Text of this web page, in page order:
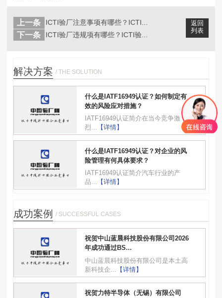
返回
列表
上一条 ICTI验厂注意事项有哪些？ICTI...
下一条 ICTI验厂违规项有哪些？ICTI验...
解决方案 / THE SOLUTION
什么是IATF16949认证？如何制定有
效的风险应对措施？
IATF16949认证简介在当今竞争激
烈...
【详情】
什么是IATF16949认证？对企业的风
险管理有何具体要求？
IATF16949认证简介汽车行业的产
品...
【详情】
成功案例 / SUCCESSFUL CASES
祝贺中山蓝晨科技股份有限公司2026
年成功通过BS...
中山蓝晨科技股份有限公司是本土高
新科技企...
【详情】
祝贺力特半导体（无锡）有限公司